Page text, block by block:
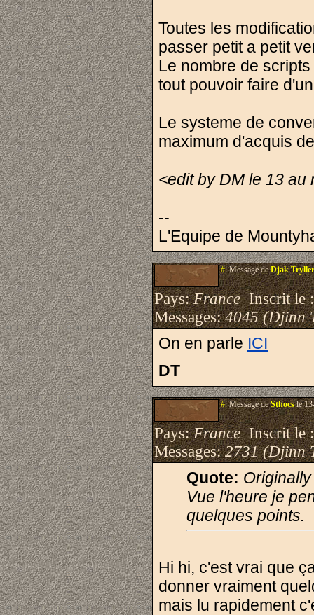
Toutes les
passer petit a petit
Le nombre de
tout pouvoir faire
Le systeme de
maximum d'acquis
<edit by DM le 13 au
--
L'Equipe de
#.Message deDjak Tryller
Pays:FranceInscrit le
Messages:4045 (Djinn
On en parle ICI
DT
#.Message deSthocsle
Pays:FranceInscrit le
Messages:2731 (Djinn
Quote:
Vue l'heure je
quelques points.
Hi hi, c'est vrai que
donner vraiment
mais lu rapidement